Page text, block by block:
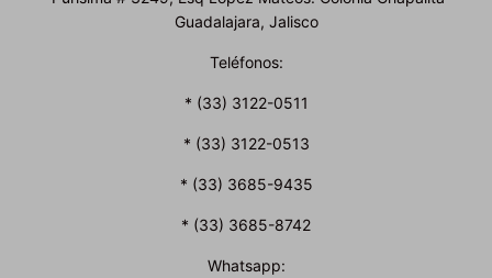
Guadalajara, Jalisco
Teléfonos:
* (33) 3122-0511
* (33) 3122-0513
* (33) 3685-9435
* (33) 3685-8742
Whatsapp: